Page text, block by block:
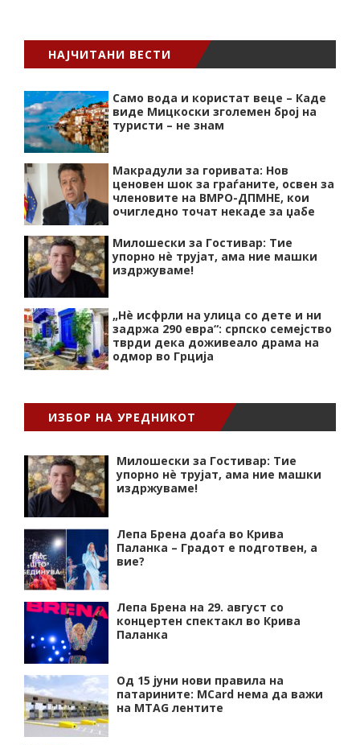
НАЈЧИТАНИ ВЕСТИ
Само вода и користат веце – Каде
виде Мицкоски зголемен број на
туристи – не знам
Макрадули за горивата: Нов
ценовен шок за граѓаните, освен за
членовите на ВМРО-ДПМНЕ, кои
очигледно точат некаде за џабе
Милошески за Гостивар: Тие
упорно нѐ трујат, ама ние машки
издржуваме!
„Нѐ исфрли на улица со дете и ни
задржа 290 евра“: српско семејство
тврди дека доживеало драма на
одмор во Грција
ИЗБОР НА УРЕДНИКОТ
Милошески за Гостивар: Тие
упорно нѐ трујат, ама ние машки
издржуваме!
Лепа Брена доаѓа во Крива
Паланка – Градот е подготвен, а
вие?
Лепа Брена на 29. август со
концертен спектакл во Крива
Паланка
Од 15 јуни нови правила на
патарините: MCard нема да важи
на MTAG лентите